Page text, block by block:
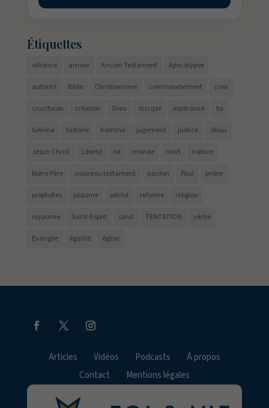
Étiquettes
alliance amour Ancien Testament Apocalypse
autorité Bible Christianisme commandement croix
crucifixion création Dieu disciple espérance foi
Genèse histoire homme jugement justice Jésus
Jésus-Christ Liberté loi monde mort nature
Notre Père nouveau testament pardon Paul prière
prophetes psaume péché reforme religion
royaume Saint-Esprit salut TENTATION vérité
Évangile égalité église
Articles Vidéos Podcasts
À propos
Contact
Mentions légales